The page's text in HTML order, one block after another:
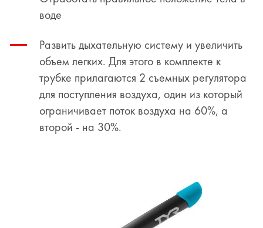
воде
Развить дыхательную систему и увеличить
объем легких. Для этого в комплекте к
трубке прилагаются 2 съемных регулятора
для поступления воздуха, один из который
ограничивает поток воздуха на 60%, а
второй - на 30%.